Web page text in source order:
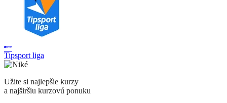
Tipsport liga
Užite si najlepšie kurzy
a najširšiu kurzovú ponuku